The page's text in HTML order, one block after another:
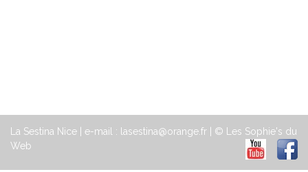
La Sestina Nice | e-mail : lasestina@orange.fr | © Les Sophie's du
Web